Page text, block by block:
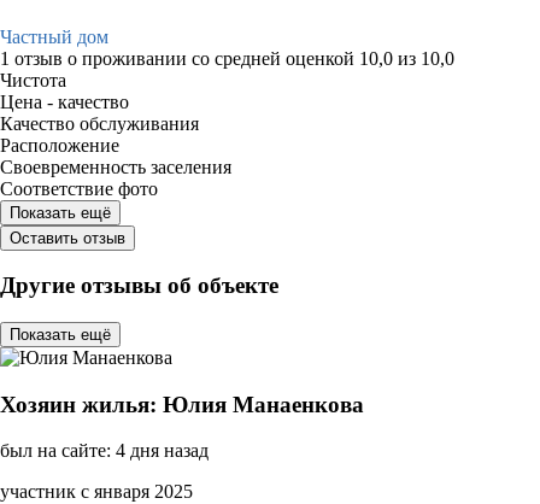
Частный дом
1 отзыв о проживании со средней оценкой 10,0 из 10,0
Чистота
Цена - качество
Качество обслуживания
Расположение
Своевременность заселения
Соответствие фото
Показать ещё
Оставить отзыв
Другие отзывы об объекте
Показать ещё
Хозяин жилья: Юлия Манаенкова
был на сайте: 4 дня назад
участник с января 2025